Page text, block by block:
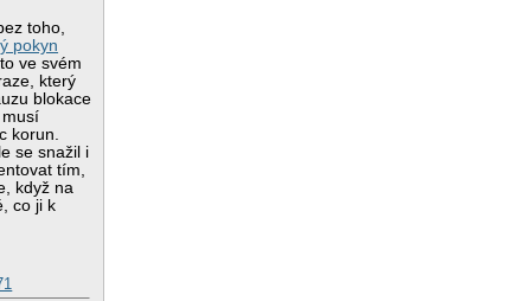
toho,
pokyn
ve svém
který
blokace
korun.
se snažil i
tím,
když na
co ji k